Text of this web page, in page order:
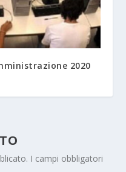
2020
I campi obbligatori